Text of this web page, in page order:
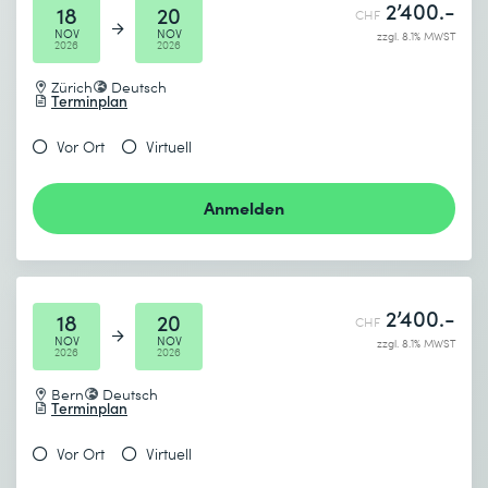
18
NOV
2026
20
NOV
2026
Zürich Deutsch
Terminplan
CHF 2’400.-
zzgl. 8.1% MWST
Vor Ort Virtuell
Anmelden
18
NOV
2026
20
NOV
2026
Bern Deutsch
Terminplan
CHF 2’400.-
zzgl. 8.1% MWST
Vor Ort Virtuell